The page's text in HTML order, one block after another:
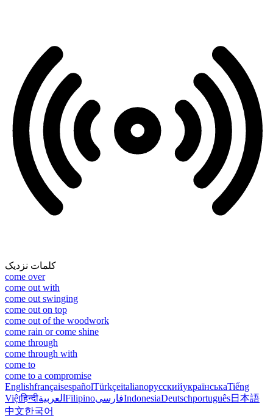
کلمات نزدیک
come over
come out with
come out swinging
come out on top
come out of the woodwork
come rain or come shine
come through
come through with
come to
come to a compromise
EnglishfrançaisespañolTürkçeitalianoрусскийукраїнськаTiếng
Việtहिन्दीالعربية FilipinoفارسیIndonesiaDeutschportuguês日本語
中文한국어